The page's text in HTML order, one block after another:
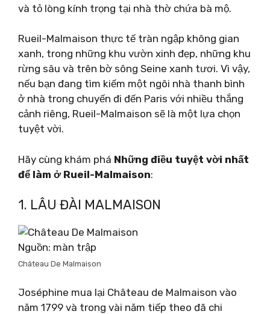
và tỏ lòng kính trọng tại nhà thờ chứa bà mộ.
Rueil-Malmaison thực tế tràn ngập không gian
xanh, trong những khu vườn xinh đẹp, những khu
rừng sâu và trên bờ sông Seine xanh tươi. Vì vậy,
nếu bạn đang tìm kiếm một ngôi nhà thanh bình
ở nhà trong chuyến đi đến Paris với nhiều thắng
cảnh riêng, Rueil-Malmaison sẽ là một lựa chọn
tuyệt vời.
Hãy cùng khám phá Những điều tuyệt vời nhất
để làm ở Rueil-Malmaison:
1. LÂU ĐÀI MALMAISON
Nguồn: màn trập
Château De Malmaison
Joséphine mua lại Château de Malmaison vào
năm 1799 và trong vài năm tiếp theo đã chi